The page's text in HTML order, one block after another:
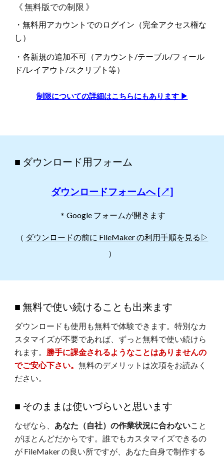
《 無料版での制限 》
・無料用アカウントでのログイン（完全アクセス権な
し）
・各新規の追加不可（アカウント/テーブル/フィール
ド/レイアウト/スクリプト等）
制限についての詳細はこちらにもあります ▶
■ ダウンロード用フォーム
ダウンロードフォームへ [↗]
＊Google フォームが開きます
（ ダウンロードの前に FileMaker の利用手順を見る▷
）
■ 無料で使い続けることも出来ます
ダウンロードも使用も無料で体験できます。特別なカ
スタマイズが不要であれば、ずっと無料で使い続けら
れます。 勝手に課金されるようなことはありませんの
でご安心下さい。無料のデメリットは次項をお読みく
ださい。
■ そのままは使いづらいと思います
なぜなら、 あなた（自社）の作業状況に合わないこと
がほとんどだからです。誰でもカスタマイズできるの
が FileMaker の良い所ですが、あなた自身で制作する